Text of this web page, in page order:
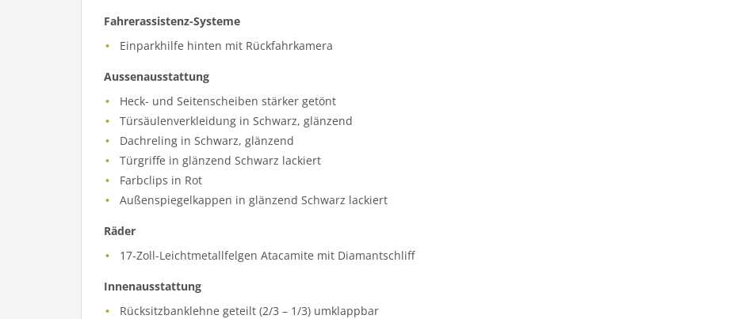
Fahrerassistenz-Systeme
Einparkhilfe hinten mit Rückfahrkamera
Aussenausstattung
Heck- und Seitenscheiben stärker getönt
Türsäulenverkleidung in Schwarz, glänzend
Dachreling in Schwarz, glänzend
Türgriffe in glänzend Schwarz lackiert
Farbclips in Rot
Außenspiegelkappen in glänzend Schwarz lackiert
Räder
17-Zoll-Leichtmetallfelgen Atacamite mit Diamantschliff
Innenausstattung
Rücksitzbanklehne geteilt (2/3 – 1/3) umklappbar